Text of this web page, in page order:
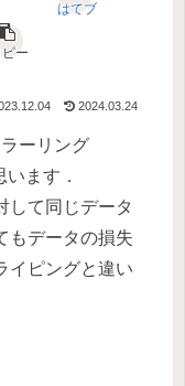
はてブ
ピー
2024.03.24
ーリング
ます．
して同じデータ
もデータの損失
イピングと違い